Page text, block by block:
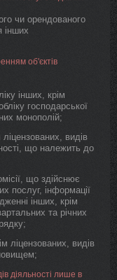
чи орендованого
інших
об'єктів
інших, крім
господарської
монополій;
видів
що належить до
що здійснює
послуг, інформації
інших, крім
та річних
ліцензованих, видів
діяльності лише в